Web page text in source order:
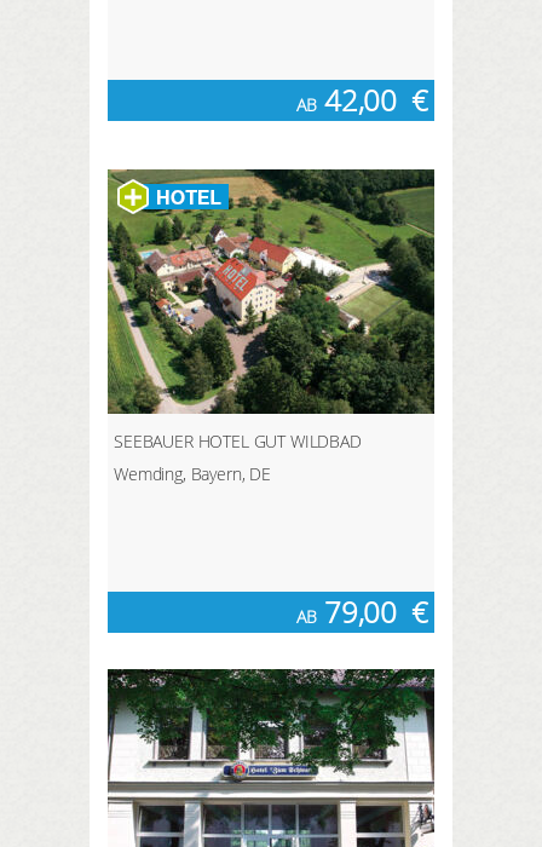
AB 42,00 €
SEEBAUER HOTEL GUT WILDBAD
Wemding, Bayern, DE
AB 79,00 €